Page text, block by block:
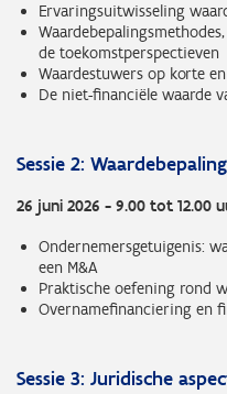
Ervaringsuitwisseling
de toekomstperspectieven
Waardestuwers op korte
De niet-financiële waarde
Sessie 2:
26 juni 2026 - 9.00 tot 12.00
Ondernemersgetuigenis:
een M&A
Praktische oefening rond
Overnamefinanciering en
Sessie 3: Juridische